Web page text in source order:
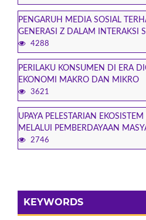
PENGARUH MEDIA SOSIAL
GENERASI Z DALAM INTERAKSI
4288
PERILAKU KONSUMEN DI ERA
EKONOMI MAKRO DAN MIKRO
3621
UPAYA PELESTARIAN
MELALUI PEMBERDAYAAN
2746
KEYWORDS